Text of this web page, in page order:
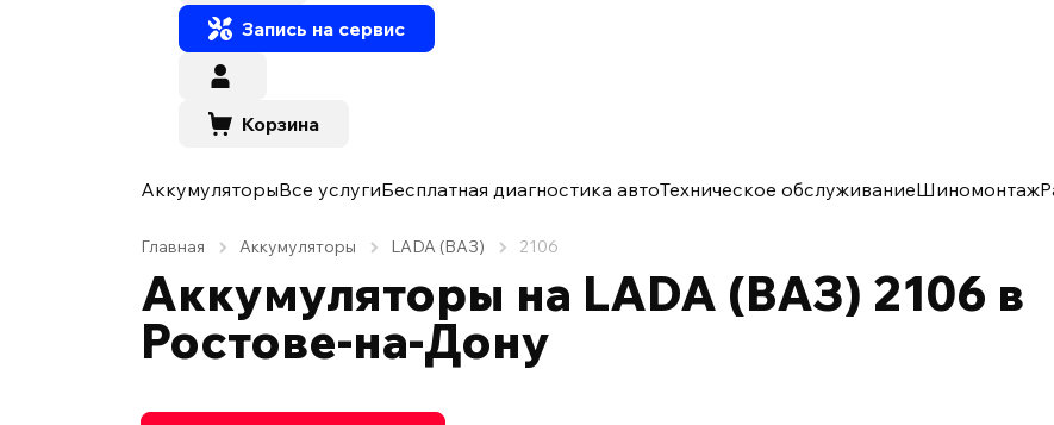
Запись на сервис
Корзина
АккумуляторыВсе услугиБесплатная диагностика автоТехническое обслуживаниеШиномонтаж
Главная Аккумуляторы LADA (ВАЗ) 2106
Аккумуляторы на LADA (ВАЗ) 2106 в
Ростове-на-Дону